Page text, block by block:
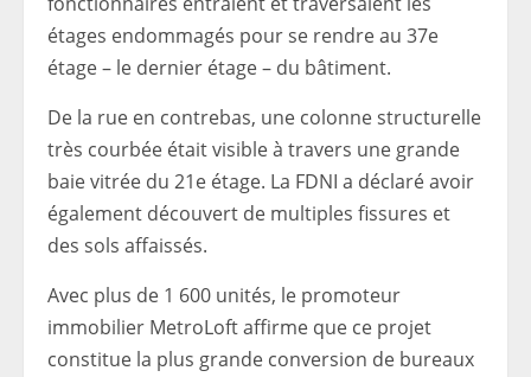
étages endommagés pour se rendre au 37e
étage – le dernier étage – du bâtiment.
De la rue en contrebas, une colonne structurelle
très courbée était visible à travers une grande
baie vitrée du 21e étage. La FDNI a déclaré avoir
également découvert de multiples fissures et
des sols affaissés.
Avec plus de 1 600 unités, le promoteur
immobilier MetroLoft affirme que ce projet
constitue la plus grande conversion de bureaux